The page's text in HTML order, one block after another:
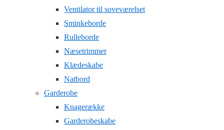
Ventilator til soveværelset
Sminkeborde
Rulleborde
Næsetrimmer
Klædeskabe
Natbord
Garderobe
Knagerække
Garderobeskabe